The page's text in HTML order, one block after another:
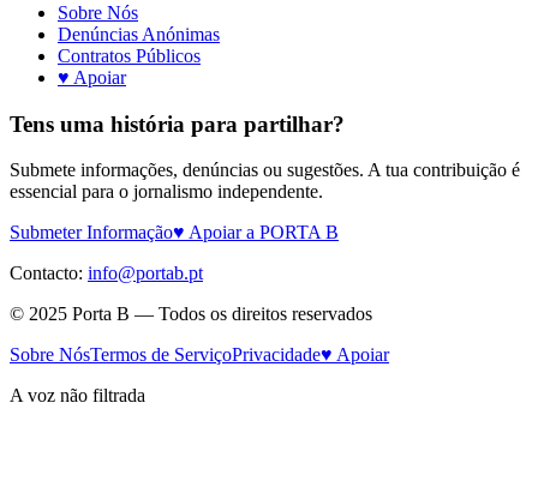
Sobre Nós
Denúncias Anónimas
Contratos Públicos
♥ Apoiar
Tens uma história para partilhar?
Submete informações, denúncias ou sugestões. A tua contribuição é
essencial para o jornalismo independente.
Submeter Informação♥ Apoiar a PORTA B
Contacto: info@portab.pt
© 2025 Porta B — Todos os direitos reservados
Sobre NósTermos de ServiçoPrivacidade♥ Apoiar
A voz não filtrada